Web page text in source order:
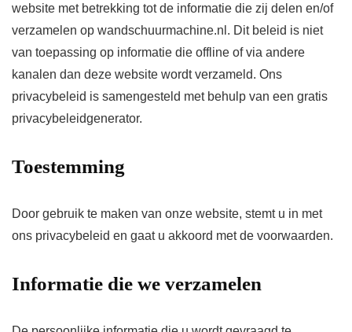
website met betrekking tot de informatie die zij delen en/of
verzamelen op wandschuurmachine.nl. Dit beleid is niet
van toepassing op informatie die offline of via andere
kanalen dan deze website wordt verzameld. Ons
privacybeleid is samengesteld met behulp van een gratis
privacybeleidgenerator.
Toestemming
Door gebruik te maken van onze website, stemt u in met
ons privacybeleid en gaat u akkoord met de voorwaarden.
Informatie die we verzamelen